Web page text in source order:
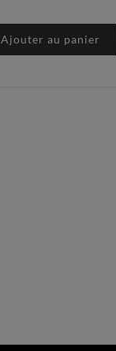
Ajouter au panier